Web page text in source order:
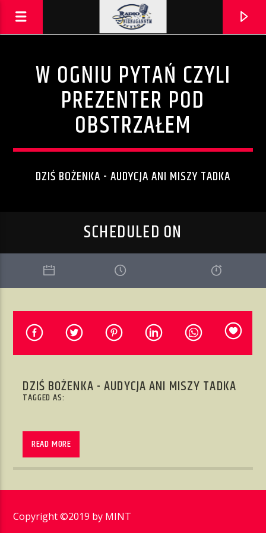
SERENITY
AKTUALNA AUDYCJA
NIENAGANNY WODZIREJ
W OGNIU PYTAŃ CZYLI
PREZENTER POD
OBSTRZAŁEM
DZIŚ BOŻENKA - AUDYCJA ANI MISZY TADKA
SCHEDULED ON
DZIŚ BOŻENKA - AUDYCJA ANI MISZY TADKA
TAGGED AS:
READ MORE
Copyright ©2019 by MINT